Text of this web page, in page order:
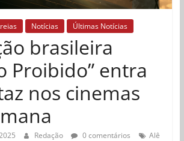
Notícias Últimas Notícias
brasileira
Proibido” entra
nos cinemas
Redação 0 comentários
Alê